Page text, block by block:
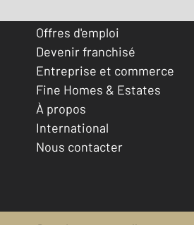
Offres d'emploi
Devenir franchisé
Entreprise et commerce
Fine Homes & Estates
À propos
International
Nous contacter